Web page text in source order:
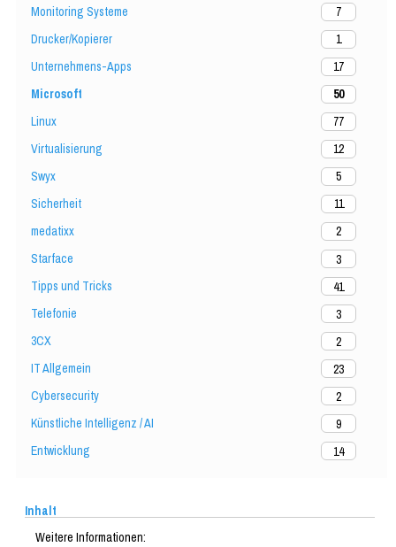
Monitoring Systeme
7
Drucker/Kopierer
1
Unternehmens-Apps
17
Microsoft
50
Linux
77
Virtualisierung
12
Swyx
5
Sicherheit
11
medatixx
2
Starface
3
Tipps und Tricks
41
Telefonie
3
3CX
2
IT Allgemein
23
Cybersecurity
2
Künstliche Intelligenz / AI
9
Entwicklung
14
Inhalt
Weitere Informationen: